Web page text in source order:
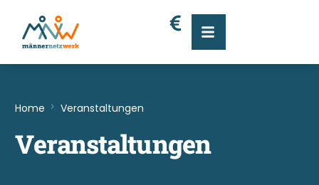
Home Veranstaltungen
Veranstaltungen